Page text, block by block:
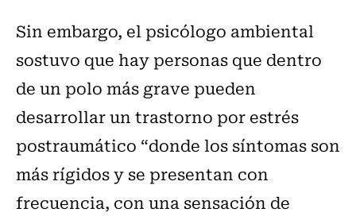
Sin embargo, el psicólogo ambiental
sostuvo que hay personas que dentro
de un polo más grave pueden
desarrollar un trastorno por estrés
postraumático “donde los síntomas son
más rígidos y se presentan con
frecuencia, con una sensación de